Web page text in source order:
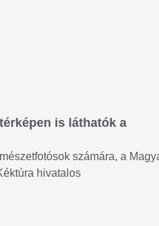
is láthatók a
számára, a
hivatalos